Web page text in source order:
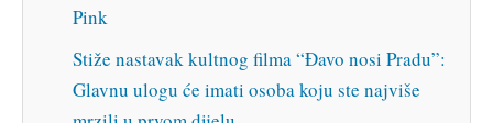
Pink
Stiže nastavak kultnog filma “Đavo nosi Pradu”:
Glavnu ulogu će imati osoba koju ste najviše